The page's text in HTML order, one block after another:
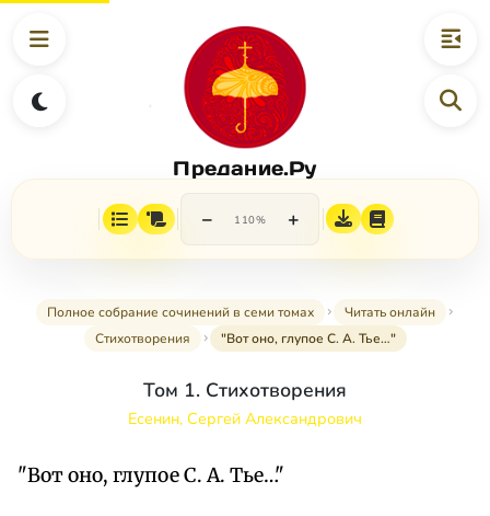
Предание.Ру
− 110% +
Полное собрание сочинений в семи томах
Читать онлайн
Стихотворения
"Вот оно, глупое С. А. Тье…"
Том 1. Стихотворения
Есенин, Сергей Александрович
"Вот оно, глупое С. А. Тье…"